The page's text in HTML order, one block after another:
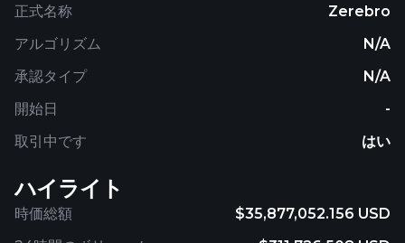
正式名称
Zerebro
アルゴリズム
N/A
承認タイプ
N/A
開始日
-
取引中です
はい
ハイライト
時価総額
$35,877,052.156 USD